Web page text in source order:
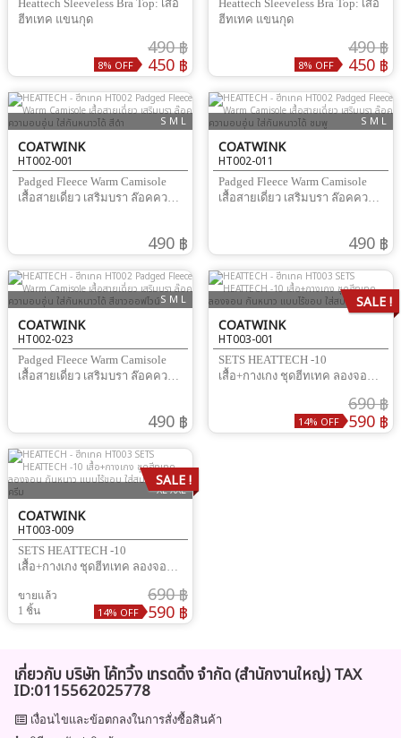
Heattech Sleeveless Bra Top: เสื้อ
ฮีทเทค แขนกุด
490 ฿
450 ฿
8% OFF
Heattech Sleeveless Bra Top: เสื้อ
ฮีทเทค แขนกุด
490 ฿
450 ฿
8% OFF
S M L
COATWINK
HT002-001
Padged Fleece Warm Camisole
เสื้อสายเดี่ยว เสริมบรา ล๊อคความ
490 ฿
S M L
COATWINK
HT002-011
Padged Fleece Warm Camisole
เสื้อสายเดี่ยว เสริมบรา ล๊อคความ
490 ฿
S M L
COATWINK
HT002-023
Padged Fleece Warm Camisole
เสื้อสายเดี่ยว เสริมบรา ล๊อคความ
490 ฿
XL XXL
COATWINK
HT003-001
SETS HEATTECH -10
เสื้อ+กางเกง ชุดฮีทเทค ลองจอน
690 ฿
590 ฿
14% OFF
SALE !
XL XXL
COATWINK
HT003-009
SETS HEATTECH -10
เสื้อ+กางเกง ชุดฮีทเทค ลองจอน
มาก
ขายแล้ว
1 ชิ้น
690 ฿
590 ฿
14% OFF
SALE !
เกี่ยวกับ บริษัท โค้ทวิ้ง เทรดดิ้ง จำกัด (สำนักงานใหญ่) TAX
ID:0115562025778
เงื่อนไขและข้อตกลงในการสั่งซื้อสินค้า